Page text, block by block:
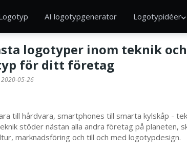
AI logotypgenerator Logotypidéer
logotyper inom teknik
för ditt företag
2020-05-26
till hårdvara, smartphones till smarta kylskåp -
stöder nästan alla andra företag på planeten,
marknadsföring och till och med logotypdesign.